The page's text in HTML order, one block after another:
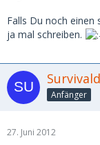
Falls Du noch
ja mal schreiben.
Anfänger
27. Juni 2012